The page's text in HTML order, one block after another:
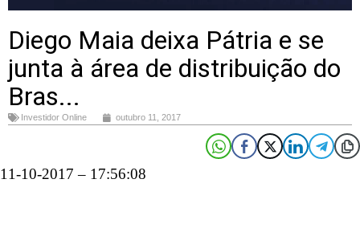
Diego Maia deixa Pátria e se
junta à área de distribuição do
Bras...
Investidor Online outubro 11, 2017
11-10-2017 – 17:56:08